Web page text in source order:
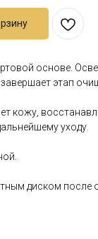
основе.
этап
кожу,
уходу.
диском после